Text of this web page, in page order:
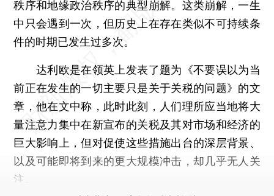
秩序和地缘政治秩序的典型崩解。这类崩解，一生
中只会遇到一次，但历史上在存在类似不可持续条
件的时期已发生过多次。
达利欧是在领英上发表了题为《不要误以为当
前正在发生的一切主要只是关于关税的问题》的文
章，他在文中称，此时此刻，人们理所应当地将大
量注意力集中在新宣布的关税及其对市场和经济的
巨大影响上，但对促使这些措施出台的深层背景、
以及可能即将到来的更大规模冲击，却几乎无人关
注。